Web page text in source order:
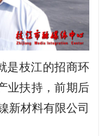
是枝江的招商环
业扶持，前期后
新材料有限公司